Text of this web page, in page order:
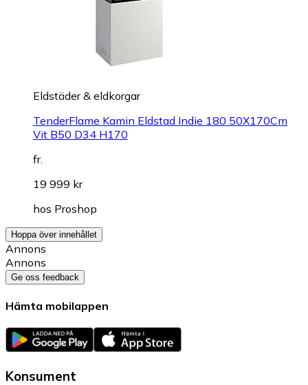
Eldstäder & eldkorgar
TenderFlame Kamin Eldstad Indie 180 50X170Cm
Vit B50 D34 H170
fr.
19 999 kr
hos Proshop
Hoppa över innehållet
Annons
Annons
Ge oss feedback
Hämta mobilappen
Konsument